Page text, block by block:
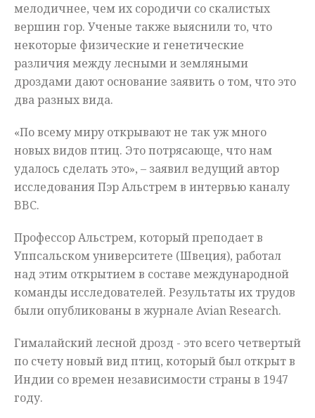
мелодичнее, чем их сородичи со скалистых
вершин гор. Ученые также выяснили то, что
некоторые физические и генетические
различия между лесными и земляными
дроздами дают основание заявить о том, что это
два разных вида.
«По всему миру открывают не так уж много
новых видов птиц. Это потрясающе, что нам
удалось сделать это», – заявил ведущий автор
исследования Пэр Альстрем в интервью каналу
BBC.
Профессор Альстрем, который преподает в
Уппсальском университете (Швеция), работал
над этим открытием в составе международной
команды исследователей. Результаты их трудов
были опубликованы в журнале Avian Research.
Гималайский лесной дрозд - это всего четвертый
по счету новый вид птиц, который был открыт в
Индии со времен независимости страны в 1947
году.